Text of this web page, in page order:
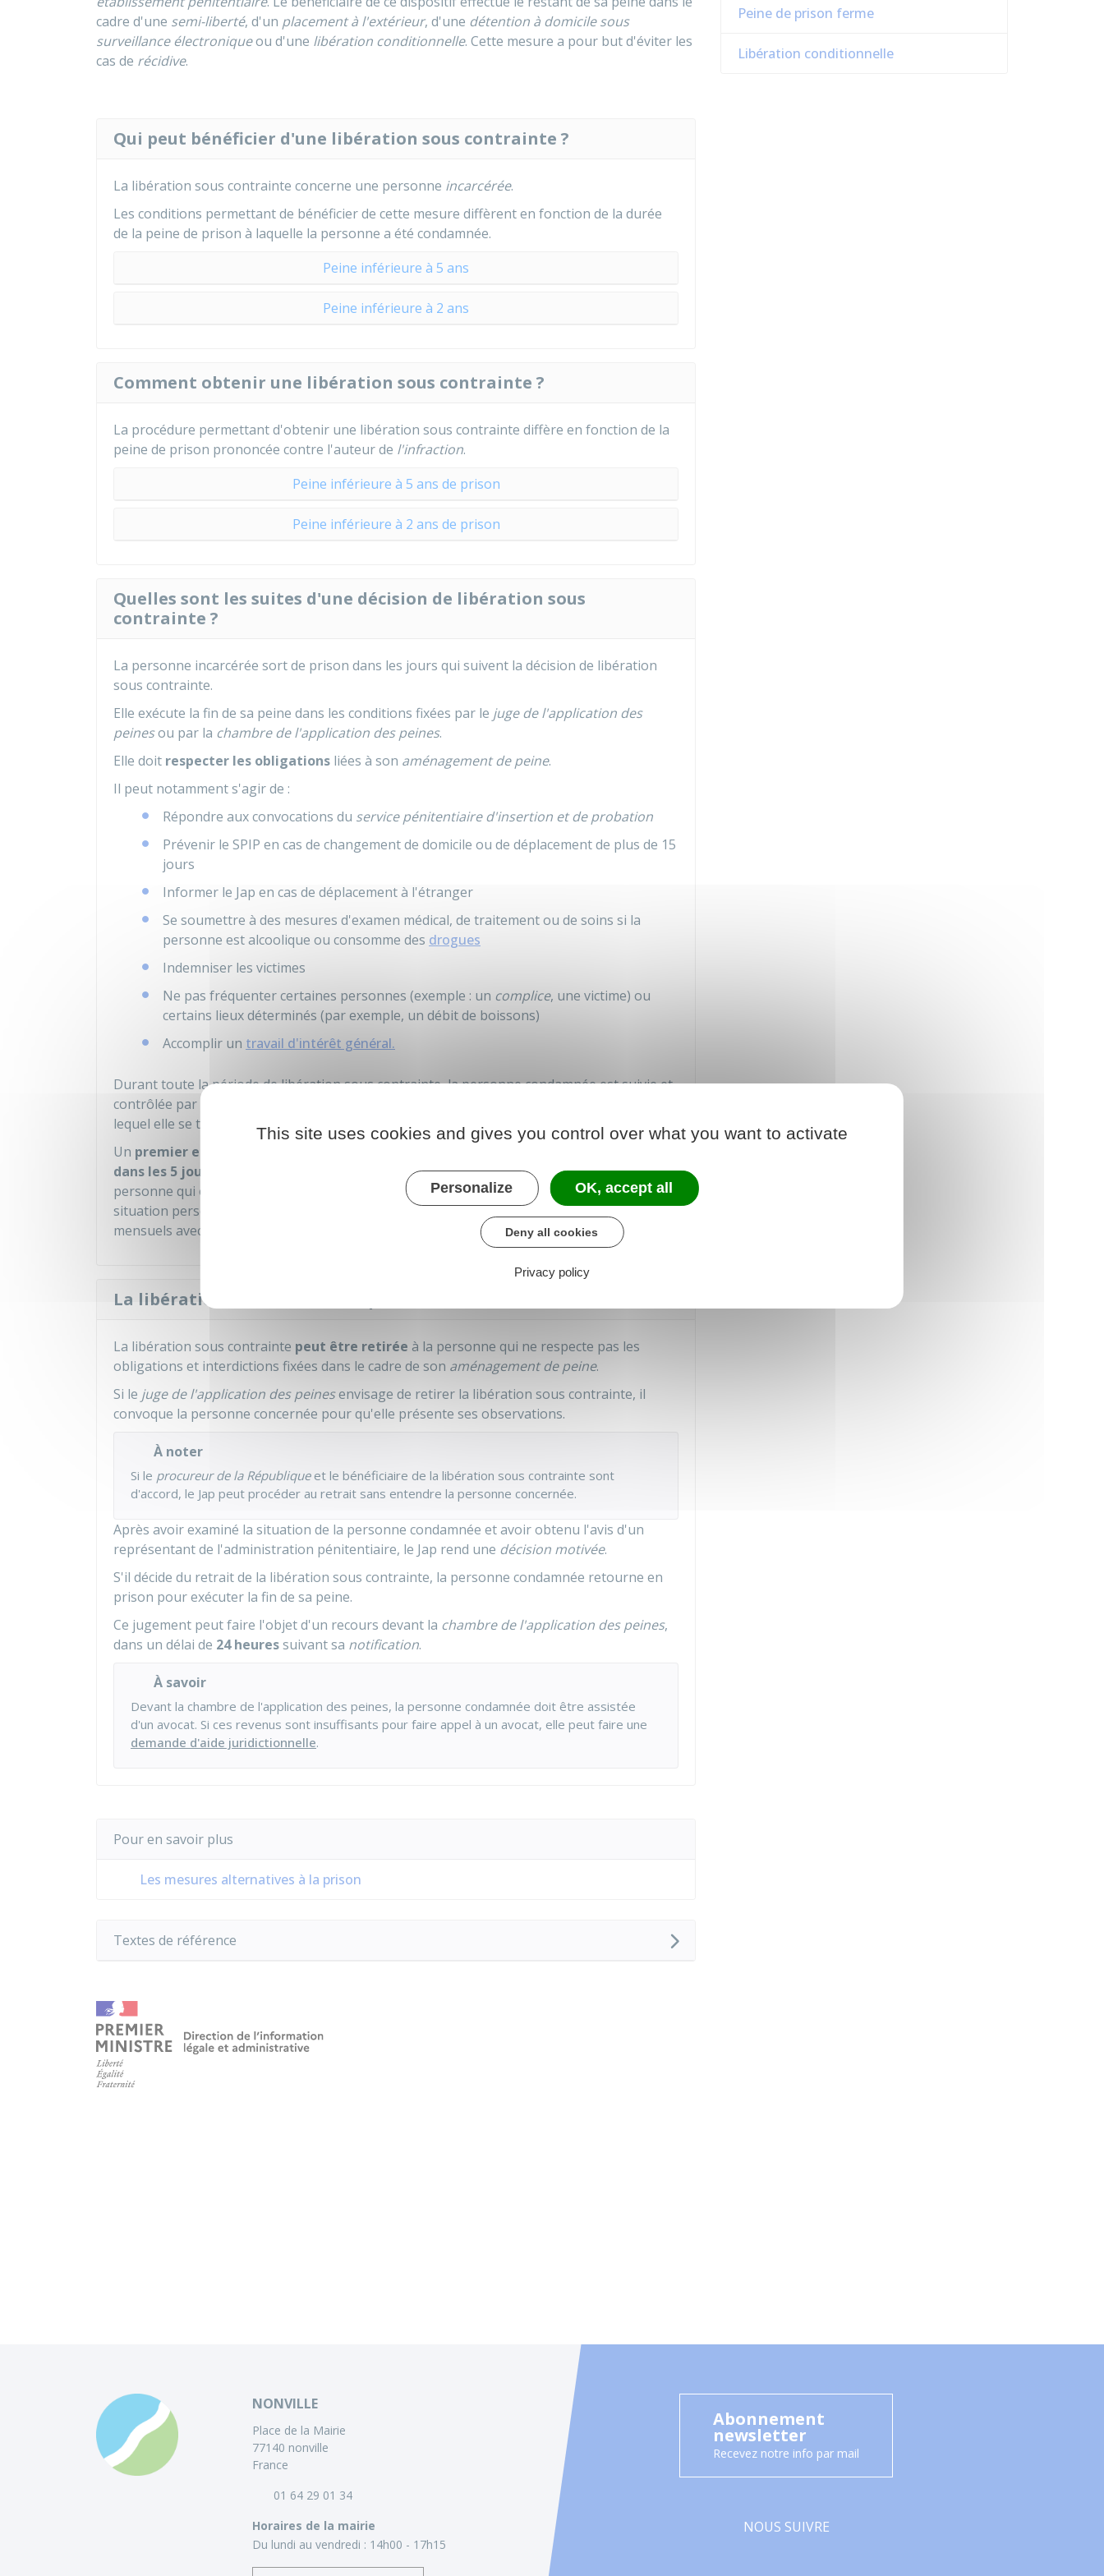
cadre d'une semi-liberté, d'un placement à l'extérieur, d'une détention à domicile sous
surveillance électroniqueou d'une libération conditionnelle. Cette mesure a pour but d'éviter les
cas de récidive.
Qui peut bénéficier d'une libération sous contrainte ?
La libération sous contrainte concerne une personne incarcérée.
Les conditions permettant de bénéficier de cette mesure diffèrent en fonction de la durée
de la peine de prison à laquelle la personne a été condamnée.
Peine inférieure à 5 ans
Peine inférieure à 2 ans
Comment obtenir une libération sous contrainte ?
La procédure permettant d'obtenir une libération sous contrainte diffère en fonction de la
peine de prison prononcée contre l'auteur de l'infraction.
Peine inférieure à 5 ans de prison
Peine inférieure à 2 ans de prison
Quelles sont les suites d'une décision de libération sous
contrainte ?
La personne incarcérée sort de prison dans les jours qui suivent la décision de libération
sous contrainte.
Elle exécute la fin de sa peine dans les conditions fixées par le juge de l'application des
peinesou par la chambre de l'application des peines.
Elle doit respecter les obligations liées à son aménagement de peine.
Il peut notamment s'agir de :
Répondre aux convocations du service pénitentiaire d'insertion et de probation
Prévenir le SPIP en cas de changement de domicile ou de déplacement de plus de 15
jours
Informer le Jap en cas de déplacement à l'étranger
Se soumettre à des mesures d'examen médical, de traitement ou de soins si la
personne est alcoolique ou consomme des drogues
Indemniser les victimes
Ne pas fréquenter certaines personnes (exemple : un complice, une victime) ou
certains lieux déterminés (par exemple, un débit de boissons)
Accomplir un travail d'intérêt général.
Durant toute la période de libération sous contrainte, la personne condamnée est suivie et
contrôlée par le
lequel elle se trouvait avant sa sortie.
Un premier entretien
dans les 5 jours suivants la sortie de prison
. Il permet de déterminer la manière dont la
personne qui obtient la libération sous contrainte sera pris en charge en fonction de sa
situation personnelle et de l'aménagement de peine dont il bénéficie (exemple : entretiens
mensuels avec un
La libération sous contrainte peut-elle être retirée ?
La libération sous contrainte peut être retirée à la personne qui ne respecte pas les
obligations et interdictions fixées dans le cadre de son aménagement de peine.
Si le juge de l'application des peinesenvisage de retirer la libération sous contrainte, il
convoque la personne concernée pour qu'elle présente ses observations.
À noter
Si le procureur de la Républiqueet le bénéficiaire de la libération sous contrainte sont
d'accord, le Jap peut procéder au retrait sans entendre la personne concernée.
Après avoir examiné la situation de la personne condamnée et avoir obtenu l'avis d'un
représentant de l'administration pénitentiaire, le Jap rend une décision motivée.
S'il décide du retrait de la libération sous contrainte, la personne condamnée retourne en
prison pour exécuter la fin de sa peine.
Ce jugement peut faire l'objet d'un recours devant la chambre de l'application des peines,
dans un délai de 24 heuressuivant sa notification.
À savoir
Devant la chambre de l'application des peines, la personne condamnée doit être assistée
d'un avocat. Si ces revenus sont insuffisants pour faire appel à un avocat, elle peut faire une
demande d'aide juridictionnelle.
Pour en savoir plus
Les mesures alternatives à la prison
Textes de référence
Peine de prison ferme
Libération conditionnelle
NONVILLE
Place de la Mairie
77140 nonville
France
01 64 29 01 34
Horaires de la mairie
Du lundi au vendredi : 14h00 - 17h15
Abonnement
newsletter
Recevez notre info par mail
NOUS SUIVRE
This site uses cookies and gives you control over what you want to activate
Personalize OK, accept all
Deny all cookies
Privacy policy